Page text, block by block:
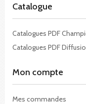
Catalogue
Catalogues PDF
Catalogues PDF
Mon compte
Mes commandes